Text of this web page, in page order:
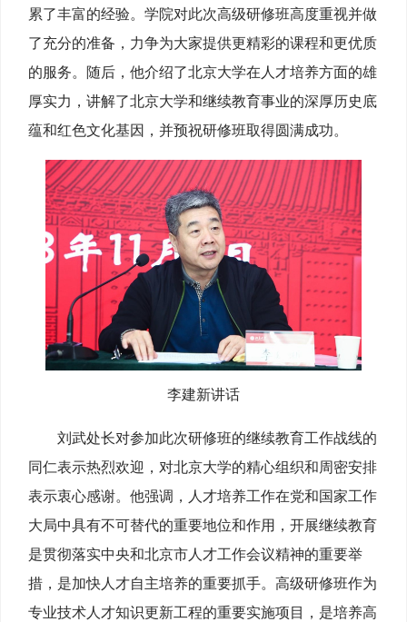
累了丰富的经验。学院对此次高级研修班高度重视并做
了充分的准备，力争为大家提供更精彩的课程和更优质
的服务。随后，他介绍了北京大学在人才培养方面的雄
厚实力，讲解了北京大学和继续教育事业的深厚历史底
蕴和红色文化基因，并预祝研修班取得圆满成功。
李建新讲话
刘武处长对参加此次研修班的继续教育工作战线的
同仁表示热烈欢迎，对北京大学的精心组织和周密安排
表示衷心感谢。他强调，人才培养工作在党和国家工作
大局中具有不可替代的重要地位和作用，开展继续教育
是贯彻落实中央和北京市人才工作会议精神的重要举
措，是加快人才自主培养的重要抓手。高级研修班作为
专业技术人才知识更新工程的重要实施项目，是培养高